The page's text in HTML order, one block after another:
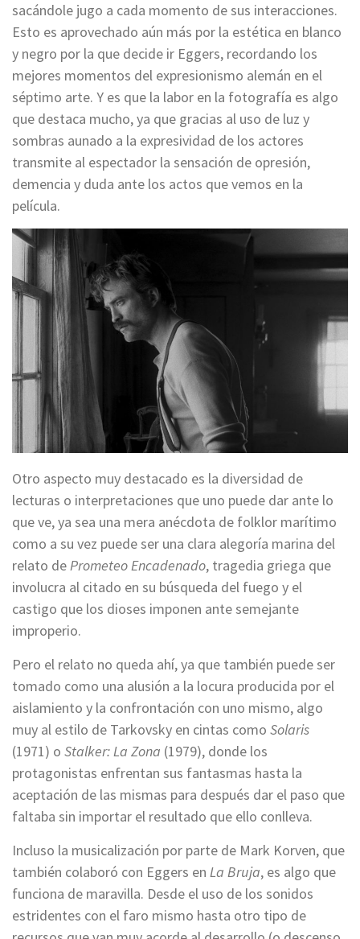
sacándole jugo a cada momento de sus interacciones.
Esto es aprovechado aún más por la estética en blanco
y negro por la que decide ir Eggers, recordando los
mejores momentos del expresionismo alemán en el
séptimo arte. Y es que la labor en la fotografía es algo
que destaca mucho, ya que gracias al uso de luz y
sombras aunado a la expresividad de los actores
transmite al espectador la sensación de opresión,
demencia y duda ante los actos que vemos en la
película.
Otro aspecto muy destacado es la diversidad de
lecturas o interpretaciones que uno puede dar ante lo
que ve, ya sea una mera anécdota de folklor marítimo
como a su vez puede ser una clara alegoría marina del
relato dePrometeo Encadenado, tragedia griega que
involucra al citado en su búsqueda del fuego y el
castigo que los dioses imponen ante semejante
improperio.
Pero el relato no queda ahí, ya que también puede ser
tomado como una alusión a la locura producida por el
aislamiento y la confrontación con uno mismo, algo
muy al estilo de Tarkovsky en cintas como Solaris
(1971) o Stalker: La Zona (1979), donde los
protagonistas enfrentan sus fantasmas hasta la
aceptación de las mismas para después dar el paso que
faltaba sin importar el resultado que ello conlleva.
Incluso la musicalización por parte de Mark Korven, que
también colaboró con Eggers en La Bruja, es algo que
funciona de maravilla. Desde el uso de los sonidos
estridentes con el faro mismo hasta otro tipo de